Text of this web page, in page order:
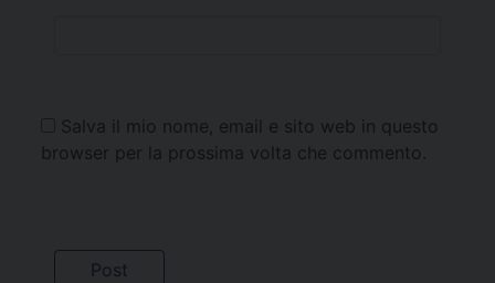
Salva il mio nome, email e sito web in questo
browser per la prossima volta che commento.